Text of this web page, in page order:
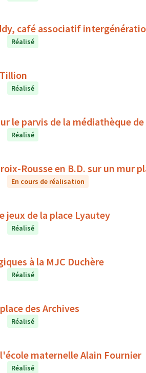
café associatif
Réalisé
Réalisé
le parvis de la médiathèque de
Réalisé
Rousse en B.D. sur un mur
En cours de réalisation
jeux de la place Lyautey
Réalisé
à la MJC Duchère
Réalisé
des Archives
Réalisé
maternelle Alain Fournier
Réalisé